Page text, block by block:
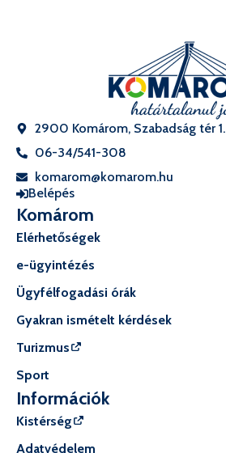
2900 Komárom, Szabadság tér 1.
06-34/541-308
komarom@komarom.hu
Belépés
Komárom
Elérhetőségek
e-ügyintézés
Ügyfélfogadási órák
Gyakran ismételt kérdések
Turizmus
Sport
Információk
Kistérség
Adatvédelem